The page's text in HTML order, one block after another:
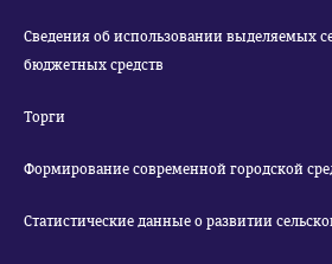
Сведения об использовании выделяемых
бюджетных средств
Торги
Формирование современной
Статистические данные о развитии